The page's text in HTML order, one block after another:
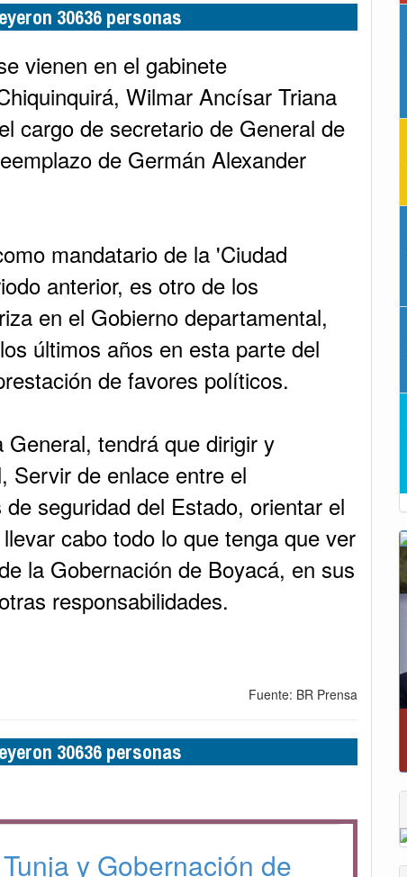
30636 personas
vienen en el gabinete
Wilmar Ancísar Triana
cargo de secretario de General de
de Germán Alexander
mandatario de la 'Ciudad
anterior, es otro de los
en el Gobierno departamental,
últimos años en esta parte del
de favores políticos.
tendrá que dirigir y
Servir de enlace entre el
seguridad del Estado, orientar el
cabo todo lo que tenga que ver
la Gobernación de Boyacá, en sus
responsabilidades.
Fuente: BR Prensa
30636 personas
y Gobernación de
Alcaldía de Tunja y Gobernación de Boyacá
firmaron convenio para el mantenimiento de vía